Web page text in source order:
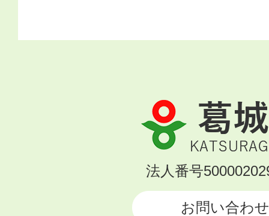
葛
城
市
KATSURAGI
法人番号
お問い合わせ